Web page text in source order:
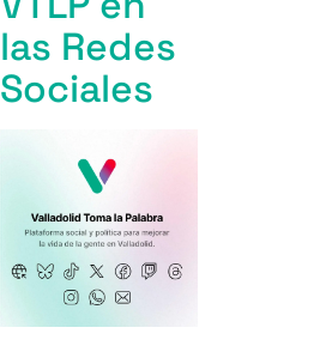
las Redes
Sociales